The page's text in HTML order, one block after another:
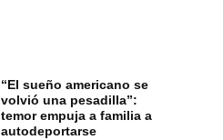
“El sueño americano se
volvió una pesadilla”:
temor empuja a familia a
autodeportarse